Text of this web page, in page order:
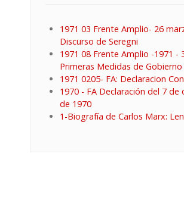
1971 03 Frente Amplio- 26
Discurso de Seregni
1971 08 Frente Amplio -1971 -
Primeras Medidas de Gobierno
1971 0205- FA: Declaracion
1970 - FA Declaración del 7 de
de 1970
1-Biografía de Carlos Marx: